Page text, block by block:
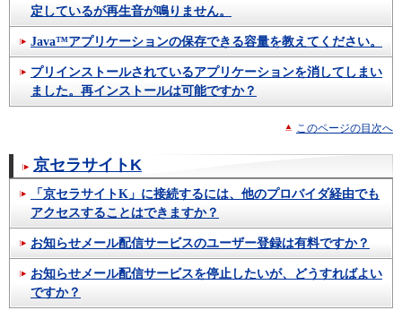
定しているが再生音が鳴りません。
Java™アプリケーションの保存できる容量を教えてください。
プリインストールされているアプリケーションを消してしまい
ました。再インストールは可能ですか？
このページの目次へ
京セラサイトK
「京セラサイトK」に接続するには、他のプロバイダ経由でも
アクセスすることはできますか？
お知らせメール配信サービスのユーザー登録は有料ですか？
お知らせメール配信サービスを停止したいが、どうすればよい
ですか？